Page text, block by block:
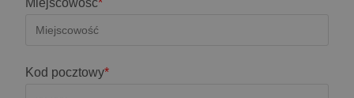
Miejscowość*
Kod pocztowy*